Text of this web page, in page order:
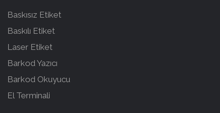
Baskısız Etiket
Baskılı Etiket
Laser Etiket
Barkod Yazıcı
Barkod Okuyucu
El Terminali